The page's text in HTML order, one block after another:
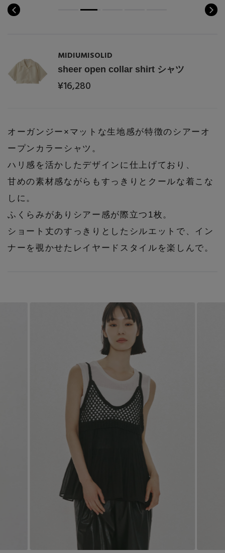
MIDIUMISOLID
sheer open collar shirt シャツ
¥16,280
オーガンジー×マットな生地感が特徴のシアーオ
ープンカラーシャツ。
ハリ感を活かしたデザインに仕上げており、
甘めの素材感ながらもすっきりとクールな着こな
しに。
ふくらみがありシアー感が際立つ1枚。
ショート丈のすっきりとしたシルエットで、イン
ナーを覗かせたレイヤードスタイルを楽しんで。